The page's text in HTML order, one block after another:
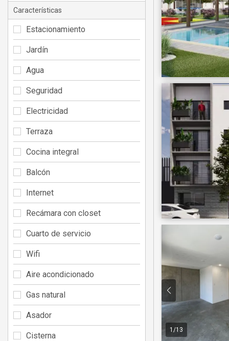
1 /13
Características
Estacionamiento
Jardín
Agua
Seguridad
Electricidad
Terraza
Cocina integral
Balcón
Internet
Recámara con closet
Cuarto de servicio
Wifi
Aire acondicionado
Gas natural
Asador
Cisterna